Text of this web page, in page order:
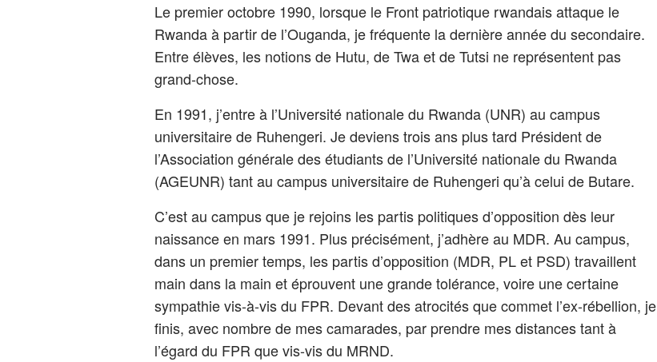
Le premier octobre 1990, lorsque le Front patriotique rwandais attaque le
Rwanda à partir de l’Ouganda, je fréquente la dernière année du secondaire.
Entre élèves, les notions de Hutu, de Twa et de Tutsi ne représentent pas
grand-chose.
En 1991, j’entre à l’Université nationale du Rwanda (UNR) au campus
universitaire de Ruhengeri. Je deviens trois ans plus tard Président de
l’Association générale des étudiants de l’Université nationale du Rwanda
(AGEUNR) tant au campus universitaire de Ruhengeri qu’à celui de Butare.
C’est au campus que je rejoins les partis politiques d’opposition dès leur
naissance en mars 1991. Plus précisément, j’adhère au MDR. Au campus,
dans un premier temps, les partis d’opposition (MDR, PL et PSD) travaillent
main dans la main et éprouvent une grande tolérance, voire une certaine
sympathie vis-à-vis du FPR. Devant des atrocités que commet l’ex-rébellion, je
finis, avec nombre de mes camarades, par prendre mes distances tant à
l’égard du FPR que vis-vis du MRND.